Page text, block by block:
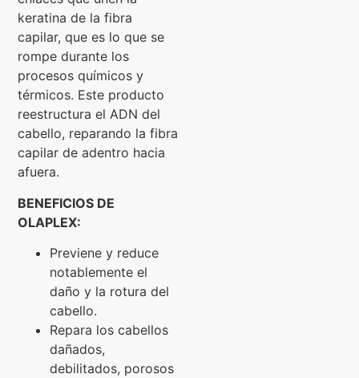
keratina de la fibra
capilar, que es lo que se
rompe durante los
procesos químicos y
térmicos. Este producto
reestructura el ADN del
cabello, reparando la fibra
capilar de adentro hacia
afuera.
BENEFICIOS DE
OLAPLEX:
Previene y reduce
notablemente el
daño y la rotura del
cabello.
Repara los cabellos
dañados,
debilitados, porosos